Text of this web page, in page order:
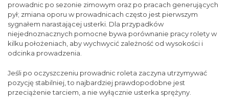
prowadnic po sezonie zimowym oraz po pracach generujących
pył; zmiana oporu w prowadnicach często jest pierwszym
sygnałem narastającej usterki. Dla przypadków
niejednoznacznych pomocne bywa porównanie pracy rolety w
kilku położeniach, aby wychwycić zależność od wysokości i
odcinka prowadzenia.
Jeśli po oczyszczeniu prowadnic roleta zaczyna utrzymywać
pozycję stabilniej, to najbardziej prawdopodobne jest
przeciążenie tarciem, a nie wyłącznie usterka sprężyny.